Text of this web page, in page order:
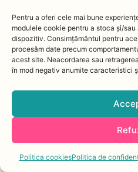
Pentru a oferi cele mai bune
modulele cookie pentru a stoca și/
dispozitiv. Consimțământul pentru
procesăm date precum
acest site. Neacordarea sau
în mod negativ anumite caracteristici
Politica cookiesPolitica de
răspundere pentru
cauzate de modificarea sau
Bonus.
j) Să nu fie responsabil
participanți în afara orelor de
8.3. Obligațiile
a) Să utilizeze site-ul numai
bunei-credințe, exclusiv
furnizarea serviciilor, inclusiv
drepturile de autor;